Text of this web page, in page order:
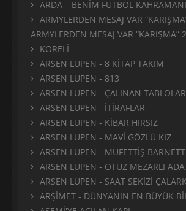
ARDA – BENİM FUTBOL
ARMYLERDEN MESAJ VAR
ARMYLERDEN MESAJ VAR “KARIŞMA”
KORELİ
ARSEN LUPEN - 8 KİTAP TAKIM
ARSEN LUPEN - 813
ARSEN LUPEN - ÇALINAN TABLOLAR
ARSEN LUPEN - İTİRAFLAR
ARSEN LUPEN - KİBAR HIRSIZ
ARSEN LUPEN - MAVİ GÖZLÜ KIZ
ARSEN LUPEN - MÜFETTİŞ BARNETT
ARSEN LUPEN - OTUZ MEZARLI ADA
ARSEN LUPEN - SAAT SEKİZİ
ARŞİMET - DÜNYANIN EN BÜYÜK